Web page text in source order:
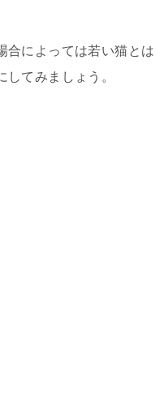
合によっては若い猫とは
てみましょう。